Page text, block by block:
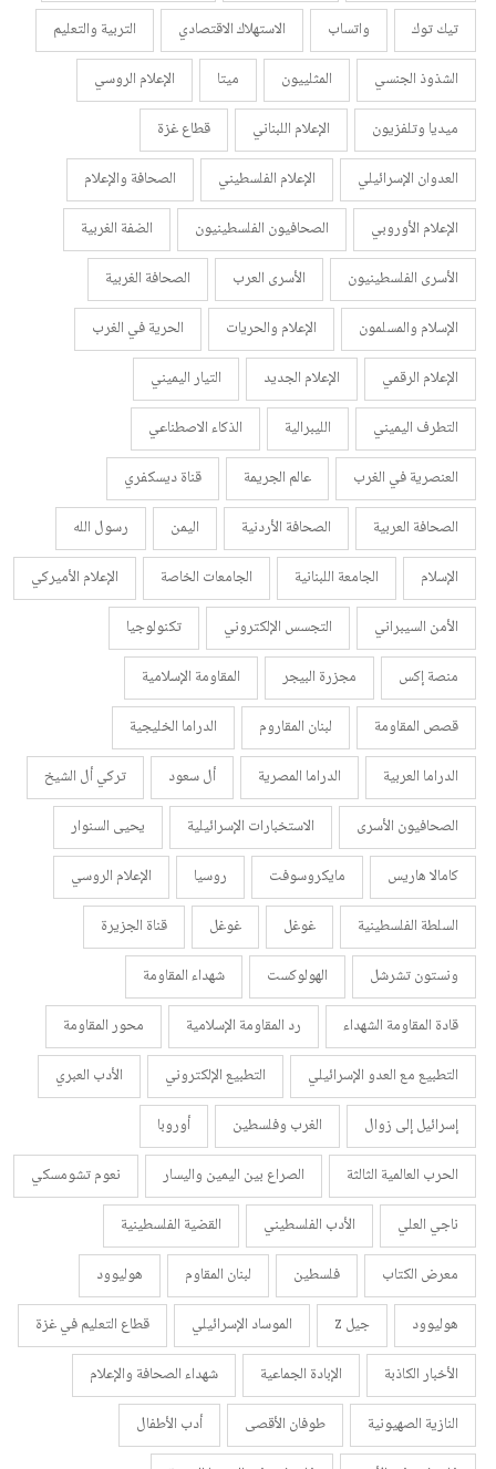
تيك توك
واتساب الاستهلاك الاقتصادي
التربية والتعليم
الشذوذ الجنسي
المثلييون ميتا
الإعلام الروسي
ميديا وتلفزيون
الإعلام اللبناني
قطاع غزة
العدوان الإسرائيلي
الإعلام الفلسطيني
الصحافة والإعلام
الإعلام الأوروبي
الصحافيون الفلسطينيون
الضفة الغربية
الأسرى الفلسطينيون
الأسرى العرب
الصحافة الغربية
الإسلام والمسلمون
الإعلام والحريات
الحرية في الغرب
الإعلام الرقمي
الإعلام الجديد
التيار اليميني
التطرف اليميني
الليبرالية
الذكاء الاصطناعي
العنصرية في الغرب
عالم الجريمة
قناة ديسكفري
الصحافة العربية
الصحافة الأردنية اليمن
رسول الله
الإسلام
الجامعة اللبنانية الجامعات الخاصة
الإعلام الأميركي
الأمن السيبراني
التجسس الإلكتروني
تكنولوجيا
منصة إكس
مجزرة البيجر
المقاومة الإسلامية
قصص المقاومة
لبنان المقاروم
الدراما الخليجية
الدراما العربية
الدراما المصرية أل سعود
تركي أل الشيخ
الصحافيون الأسرى
الاستخبارات الإسرائيلية
يحيى السنوار
كامالا هاريس
مايكروسوفت روسيا
الإعلام الروسي
السلطة الفلسطينية
غوغل غوغل
قناة الجزيرة
ونستون تشرشل
الهولوكست
شهداء المقاومة
قادة المقاومة الشهداء
رد المقاومة الإسلامية
محور المقاومة
التطبيع مع العدو الإسرائيلي
التطبيع الإلكتروني
الأدب العبري
إسرائيل إلى زوال
الغرب وفلسطين
أوروبا
الحرب العالمية الثالثة
الصراع بين اليمين واليسار
نعوم تشومسكي
ناجي العلي
الأدب الفلسطيني
القضية الفلسطينية
معرض الكتاب
فلسطين لبنان المقاوم
هوليوود
هوليوود
جيل z الموساد الإسرائيلي
قطاع التعليم في غزة
الأخبار الكاذبة
الإبادة الجماعية
شهداء الصحافة والإعلام
النازية الصهيونية
طوفان الأقصى
أدب الأطفال